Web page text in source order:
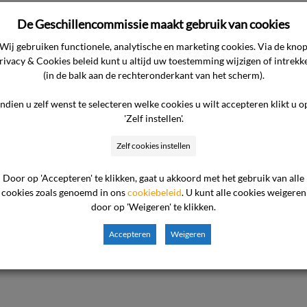
ontstaan) aan de rechterzijde camper van de consument
en de consument op de ondernemer stond te wachten
hiervoor van de hand wijst en vindt het
de schade zou hebben veroorzaakt. De consument zou
betalen.
de commissie naar de overgelegde stukken. In de kern
camper voor de garantiewerkzaamheden in ontvangst is
niet is veroorzaakt door de camper die er naast stond.
De Geschillencommissie maakt gebruik van cookies
Wij gebruiken functionele, analytische en marketing cookies. Via de knop
& Cookies beleid kunt u altijd uw toestemming wijzigen of
(in de balk aan de rechteronderkant van het scherm).
u zelf wenst te selecteren welke cookies u wilt accepteren klikt u
'Zelf instellen'.
Zelf cookies instellen
Door op 'Accepteren' te klikken, gaat u akkoord met het gebruik van alle
cookies zoals genoemd in onscookiebeleid. U kunt alle cookies weigeren
door op 'Weigeren' te klikken.
Accepteren Weigeren